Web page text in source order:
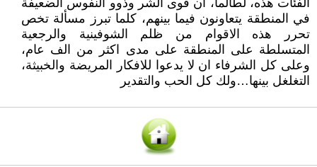
الفئات هذه، لطالما، ان قوى الشر وذوو النفوس الضعيفة
في المنطقة يتعاونون فيما بينهم، كلما تبرز مسألة تخص
تحرر هذه الاقوام من ظلم الشوفينية والرجعية
المتسلطة على المنطقة على مدى اكثر من الف عام،
وعلى كل الشرفاء ان لا يدعوا للافكار المريضة والخبيثة،
التغلغل بينها…ولك كل الحب والتقدير